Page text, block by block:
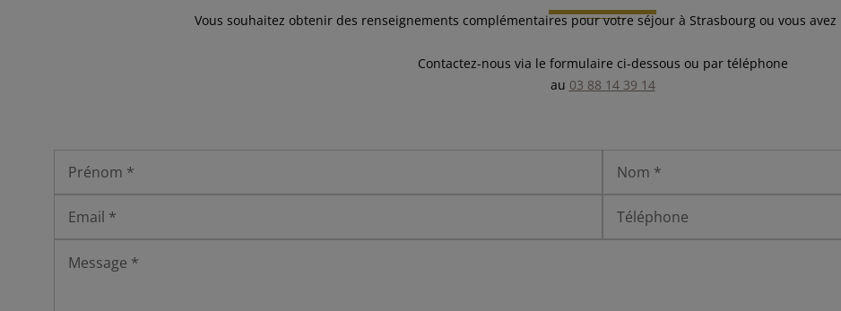
Vous souhaitez obtenir des renseignements complémentaires pour votre séjour à Strasbourg ou vous
Contactez-nous via le formulaire ci-dessous ou par téléphone
au 03 88 14 39 14